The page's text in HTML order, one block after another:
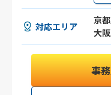
対応エリア
京
大
事